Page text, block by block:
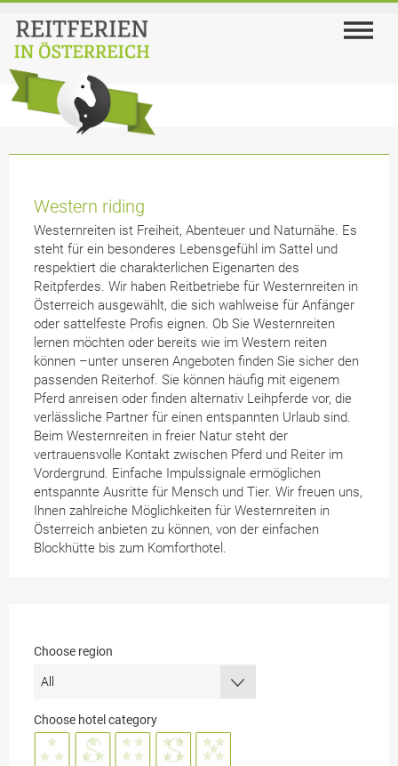
Western riding
Westernreiten ist Freiheit, Abenteuer und Naturnähe. Es
steht für ein besonderes Lebensgefühl im Sattel und
respektiert die charakterlichen Eigenarten des
Reitpferdes. Wir haben Reitbetriebe für Westernreiten in
Österreich ausgewählt, die sich wahlweise für Anfänger
oder sattelfeste Profis eignen. Ob Sie Westernreiten
lernen möchten oder bereits wie im Western reiten
können –unter unseren Angeboten finden Sie sicher den
passenden Reiterhof. Sie können häufig mit eigenem
Pferd anreisen oder finden alternativ Leihpferde vor, die
verlässliche Partner für einen entspannten Urlaub sind.
Beim Westernreiten in freier Natur steht der
vertrauensvolle Kontakt zwischen Pferd und Reiter im
Vordergrund. Einfache Impulssignale ermöglichen
entspannte Ausritte für Mensch und Tier. Wir freuen uns,
Ihnen zahlreiche Möglichkeiten für Westernreiten in
Österreich anbieten zu können, von der einfachen
Blockhütte bis zum Komforthotel.
Choose region
Choose hotel category